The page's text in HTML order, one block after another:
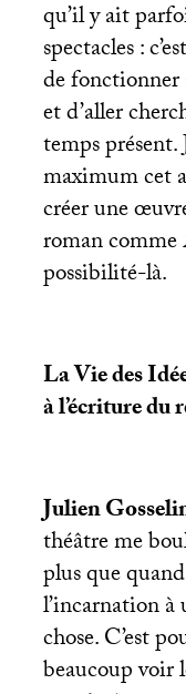
qu’il y ait
spectacles :
de fonctionner
et d’aller
temps présent.
maximum cet
créer une
roman comme
possibilité-là.
La Vie des
à l’écriture du
Julien
théâtre me
plus que
l’incarnation
chose. C’est
beaucoup voir